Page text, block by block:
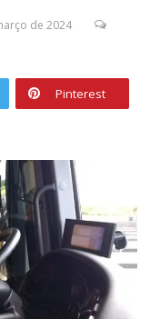
de 2024
Pinterest